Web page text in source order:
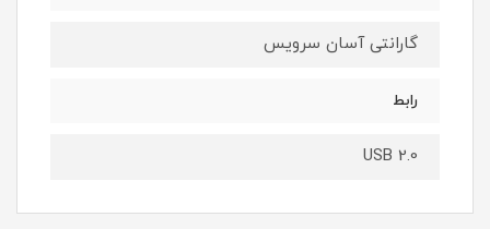
گارانتی آسان سرویس
رابط
USB 2.0